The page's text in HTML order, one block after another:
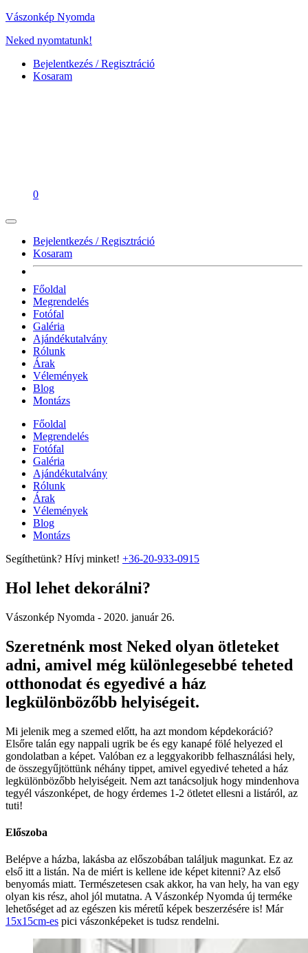
Vászonkép Nyomda
Neked nyomtatunk!
Bejelentkezés / Regisztráció
Kosaram
0
Bejelentkezés / Regisztráció
Kosaram
Főoldal
Megrendelés
Fotófal
Galéria
Ajándékutalvány
Rólunk
Árak
Vélemények
Blog
Montázs
Főoldal
Megrendelés
Fotófal
Galéria
Ajándékutalvány
Rólunk
Árak
Vélemények
Blog
Montázs
Segíthetünk? Hívj minket! +36-20-933-0915
Hol lehet dekorálni?
Vászonkép Nyomda - 2020. január 26.
Szeretnénk most Neked olyan ötleteket
adni, amivel még különlegesebbé teheted
otthonodat és egyedivé a ház
legkülönbözőbb helyiségeit.
Mi jelenik meg a szemed előtt, ha azt mondom képdekoráció?
Elsőre talán egy nappali ugrik be és egy kanapé fölé helyezed el
gondolatban a képet. Valóban ez a leggyakoribb felhasználási hely,
de összegyűjtöttünk néhány tippet, amivel egyedivé teheted a ház
legkülönbözőbb helyiségeit. Nem azt tanácsoljuk hogy mindenhova
tegyél vászonképet, de hogy érdemes 1-2 ötletet ellesni a listáról, az
tuti!
Előszoba
Belépve a házba, lakásba az előszobában találjuk magunkat. Ez az
első itt a listán. Na de miért is kellene ide képet kitenni? Az első
benyomás miatt. Természetesen csak akkor, ha van hely, ha van egy
olyan kis rész, ahol jól mutatna. A Vászonkép Nyomda új terméke
lehetőséget ad az egészen kis méretű képek beszerzésére is! Már
15x15cm-es pici vászonképeket is tudsz rendelni.